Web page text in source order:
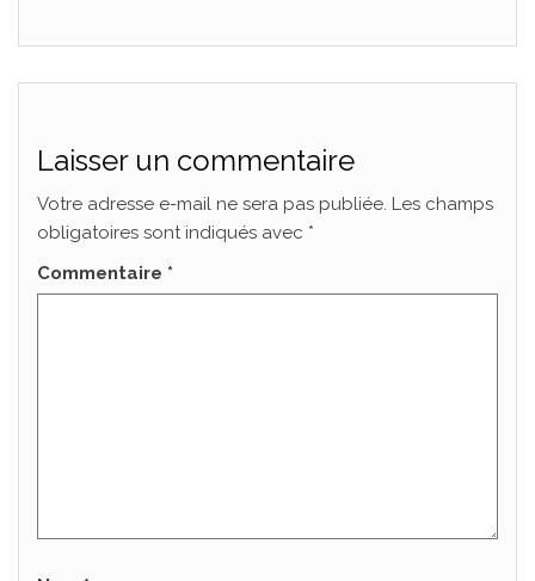
Laisser un commentaire
Votre adresse e-mail ne sera pas publiée. Les champs
obligatoires sont indiqués avec *
Commentaire *